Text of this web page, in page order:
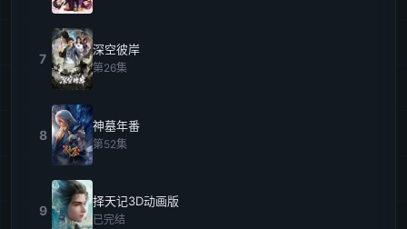
7
深空彼岸
第26集
8
神墓年番
第52集
9
择天记3D动画版
已完结